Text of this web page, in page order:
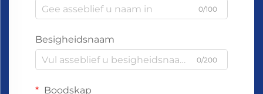
0/100
Besigheidsnaam
0/200
Boodskap